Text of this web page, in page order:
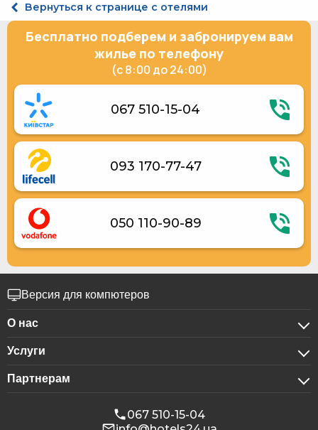
Доставка еды и напитков в номер
Принадлежности для барбекю
Настольный теннис
Открытый бассейн
Шезлонги/пляжные кресла
Охраняемая парковка
Терраса
Место для пикника
Детская игровая площадка
Столовая
Электрогенератор
Беседки
Укрытие в отеле
Семейный 5-местный Family Suite
Семейный 4-местный люкс
Коттедж 7-местный №2
Коттедж 9-местный №1
Вернуться к странице с отелями
Бесплатно подберем и забронируем вам
жилье по телефону
(с 8:00 до 24:00)
067 510-15-04
093 170-77-47
050 110-90-89
Версия для компютеров
О нас
О компании
Конфиденциальность
Публичная оферта
Услуги
Для бизнес-клиентов
Бронирование для групп
Партнерам
067 510-15-04